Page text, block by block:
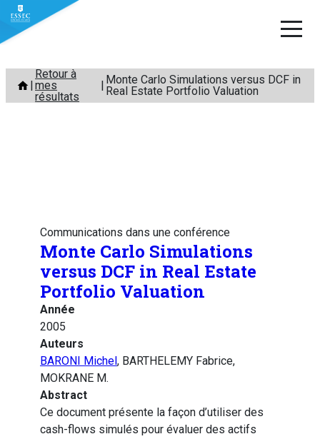
Aller
contenu
Retour à
mes
résultats
Monte Carlo Simulations versus DCF in
Real Estate Portfolio Valuation
Communications dans une conférence
Monte Carlo Simulations
versus DCF in Real Estate
Portfolio Valuation
Année
2005
Auteurs
BARONI Michel , BARTHELEMY Fabrice,
MOKRANE M.
Abstract
Ce document présente la façon d’utiliser des
cash-flows simulés pour évaluer des actifs